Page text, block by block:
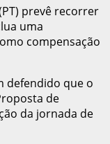
prevê recorrer
uma
compensação
defendido que o
de
da jornada de